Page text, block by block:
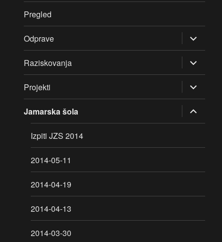
meni
Pregled
Odprave razširi
pod-
meni
Raziskovanja
razširi
pod-
meni
Projekti
razširi
pod-
meni
Jamarska šola
razširi
pod-
meni
Izpiti JZS 2014
2014-05-11
2014-04-19
2014-04-13
2014-03-30